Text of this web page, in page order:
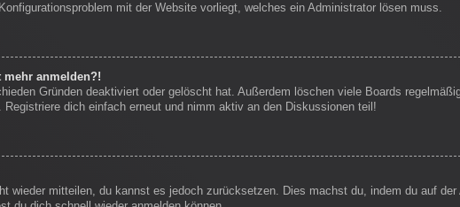
mit der Website vorliegt, welches ein Administrator lösen muss.
anmelden?!
Gründen deaktiviert oder gelöscht hat. Außerdem löschen viele Boards
dich einfach erneut und nimm aktiv an den Diskussionen teil!
wieder mitteilen, du kannst es jedoch zurücksetzen. Dies machst du, indem du auf der